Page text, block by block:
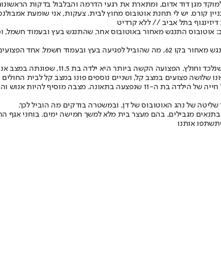
מגן דוד אדום, ומתארת את רגעי הדרמה והבלבול בדקות
קורס. יש לי תחנת אוטובוס מחוץ לבית. צעקות, אני שומעת
בתל אביב // ללא קרדיט
אוטובוס התנגש מאחור באוטובוס אחר, שהתנגש בעץ ובעמוד חשמל,
מספר הנפגעים עמד בסך הכול על
שלושה פצועים במצב קל, ושניים נוספים פונו במצב קל לבית החולים
הילדה בת ה-11 שנפצעה בתאונה
. מצבה מוסיף להיות אנוש
של נהג האוטובוס של דן, ובמשטרה בודקים מה הוביל לכך.
אותנו